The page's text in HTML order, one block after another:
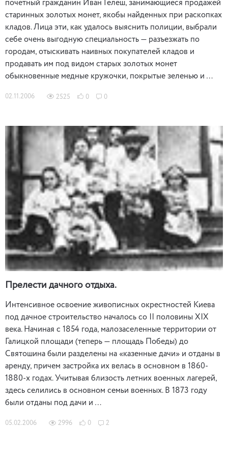
почетный гражданин Иван Гелеш, занимающиеся продажей
старинных золотых монет, якобы найденных при раскопках
кладов. Лица эти, как удалось выяснить полиции, выбрали
себе очень выгодную специальность — разъезжать по
городам, отыскивать наивных покупателей кладов и
продавать им под видом старых золотых монет
обыкновенные медные кружочки, покрытые зеленью и …
02.11.2006 2525 0 0
Прелести дачного отдыха.
Интенсивное освоение живописных окрестностей Киева
под дачное строительство началось со ІІ половины ХІХ
века. Начиная с 1854 года, малозаселенные территории от
Галицкой площади (теперь — площадь Победы) до
Святошина были разделены на «казенные дачи» и отданы в
аренду, причем застройка их велась в основном в 1860-
1880-х годах. Учитывая близость летних военных лагерей,
здесь селились в основном семьи военных. В 1873 году
были отданы под дачи и …
05.02.2006 2996 0 2